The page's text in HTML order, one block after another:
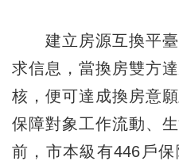
建立房源互換平臺
求信息，當換房雙方
核，便可達成換房意
保障對象工作流動、
前，市本級有446戶